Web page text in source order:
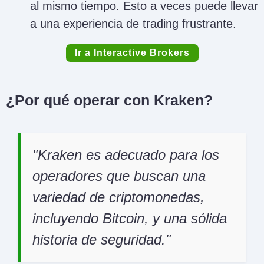
al mismo tiempo. Esto a veces puede llevar
a una experiencia de trading frustrante.
Ir a Interactive Brokers
¿Por qué operar con Kraken?
Kraken es adecuado para los
operadores que buscan una
variedad de criptomonedas,
incluyendo Bitcoin, y una sólida
historia de seguridad.